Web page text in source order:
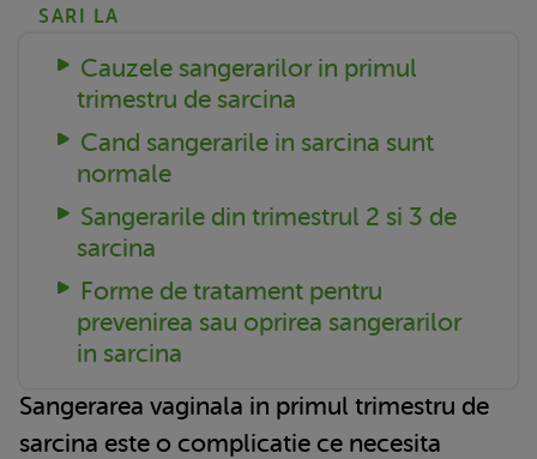
SARI LA
Cauzele sangerarilor in primul
trimestru de sarcina
Cand sangerarile in sarcina sunt
normale
Sangerarile din trimestrul 2 si 3 de
sarcina
Forme de tratament pentru
prevenirea sau oprirea sangerarilor
in sarcina
Sangerarea vaginala in primul trimestru de
sarcina este o complicatie ce necesita